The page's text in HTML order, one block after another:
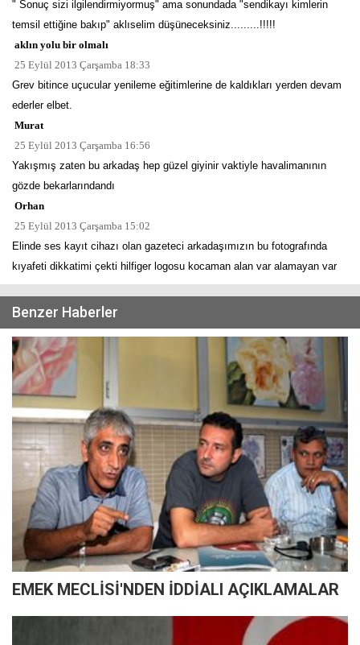
" Sonuç sizi ilgilendirmiyormuş" ama sonundada "sendikayı kimlerin
temsil ettiğine bakıp" aklıselim düşüneceksiniz.........!!!!!
aklın yolu bir olmalı
25 Eylül 2013 Çarşamba 18:33
Grev bitince uçucular yenileme eğitimlerine de kaldıkları yerden devam
ederler elbet.
Murat
25 Eylül 2013 Çarşamba 16:56
Yakışmış zaten bu arkadaş hep güzel giyinir vaktiyle havalimanının
gözde bekarlarındandı
Orhan
25 Eylül 2013 Çarşamba 15:02
Elinde ses kayıt cihazı olan gazeteci arkadaşımızın bu fotografında
kıyafeti dikkatimi çekti hilfiger logosu kocaman alan var alamayan var
Benzer Haberler
EMEK MECLİSİ'NDEN İDDİALI AÇIKLAMALAR